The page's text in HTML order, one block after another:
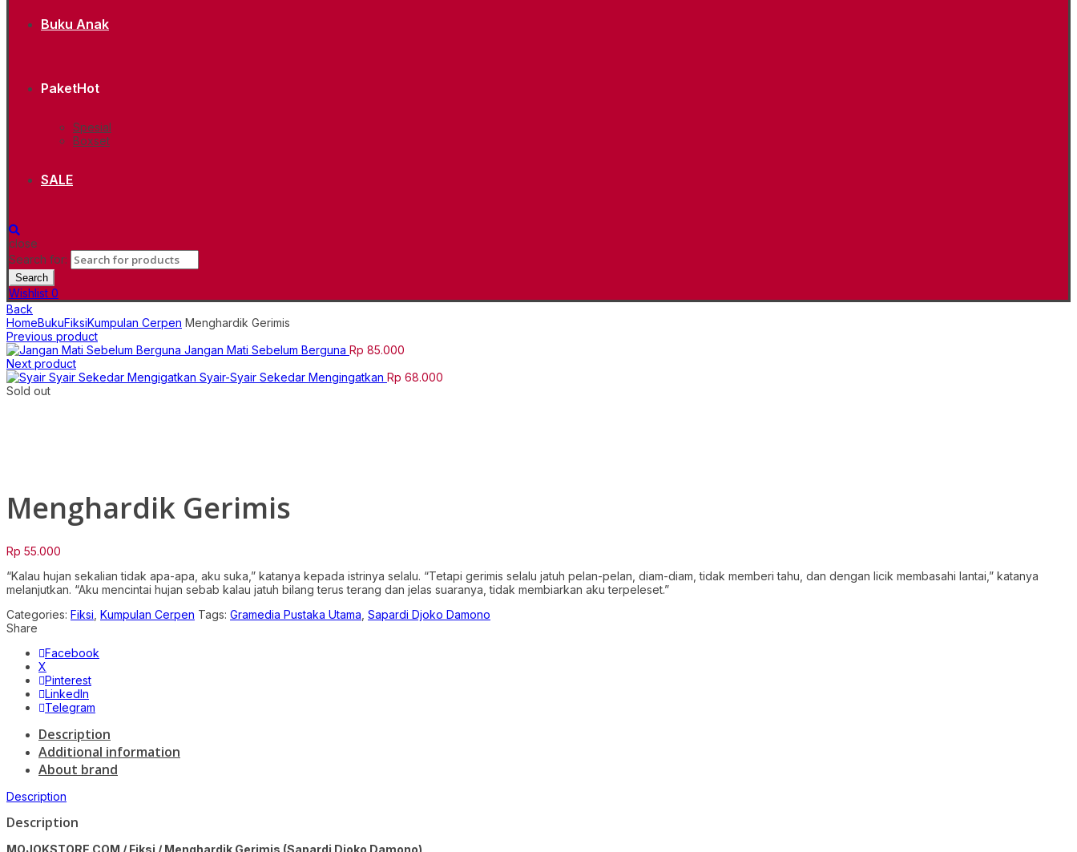
Buku Anak
PaketHot
Spesial
Boxset
SALE
close
Search for:
Search
Wishlist 0
Back
HomeBukuFiksiKumpulan Cerpen Menghardik Gerimis
Previous product
Jangan Mati Sebelum Berguna Rp 85.000
Next product
Syair-Syair Sekedar Mengingatkan Rp 68.000
Sold out
Menghardik Gerimis
Rp 55.000
“Kalau hujan sekalian tidak apa-apa, aku suka,” katanya kepada istrinya selalu. “Tetapi gerimis selalu jatuh pelan-pelan, diam-diam, tidak memberi tahu, dan dengan licik membasahi lantai,” katanya
melanjutkan. “Aku mencintai hujan sebab kalau jatuh bilang terus terang dan jelas suaranya, tidak membiarkan aku terpeleset.”
Categories: Fiksi Kumpulan Cerpen Tags: Gramedia Pustaka Utama Sapardi Djoko Damono
Share
Facebook
X
Pinterest
LinkedIn
Telegram
Description
Additional information
About brand
Description
Description